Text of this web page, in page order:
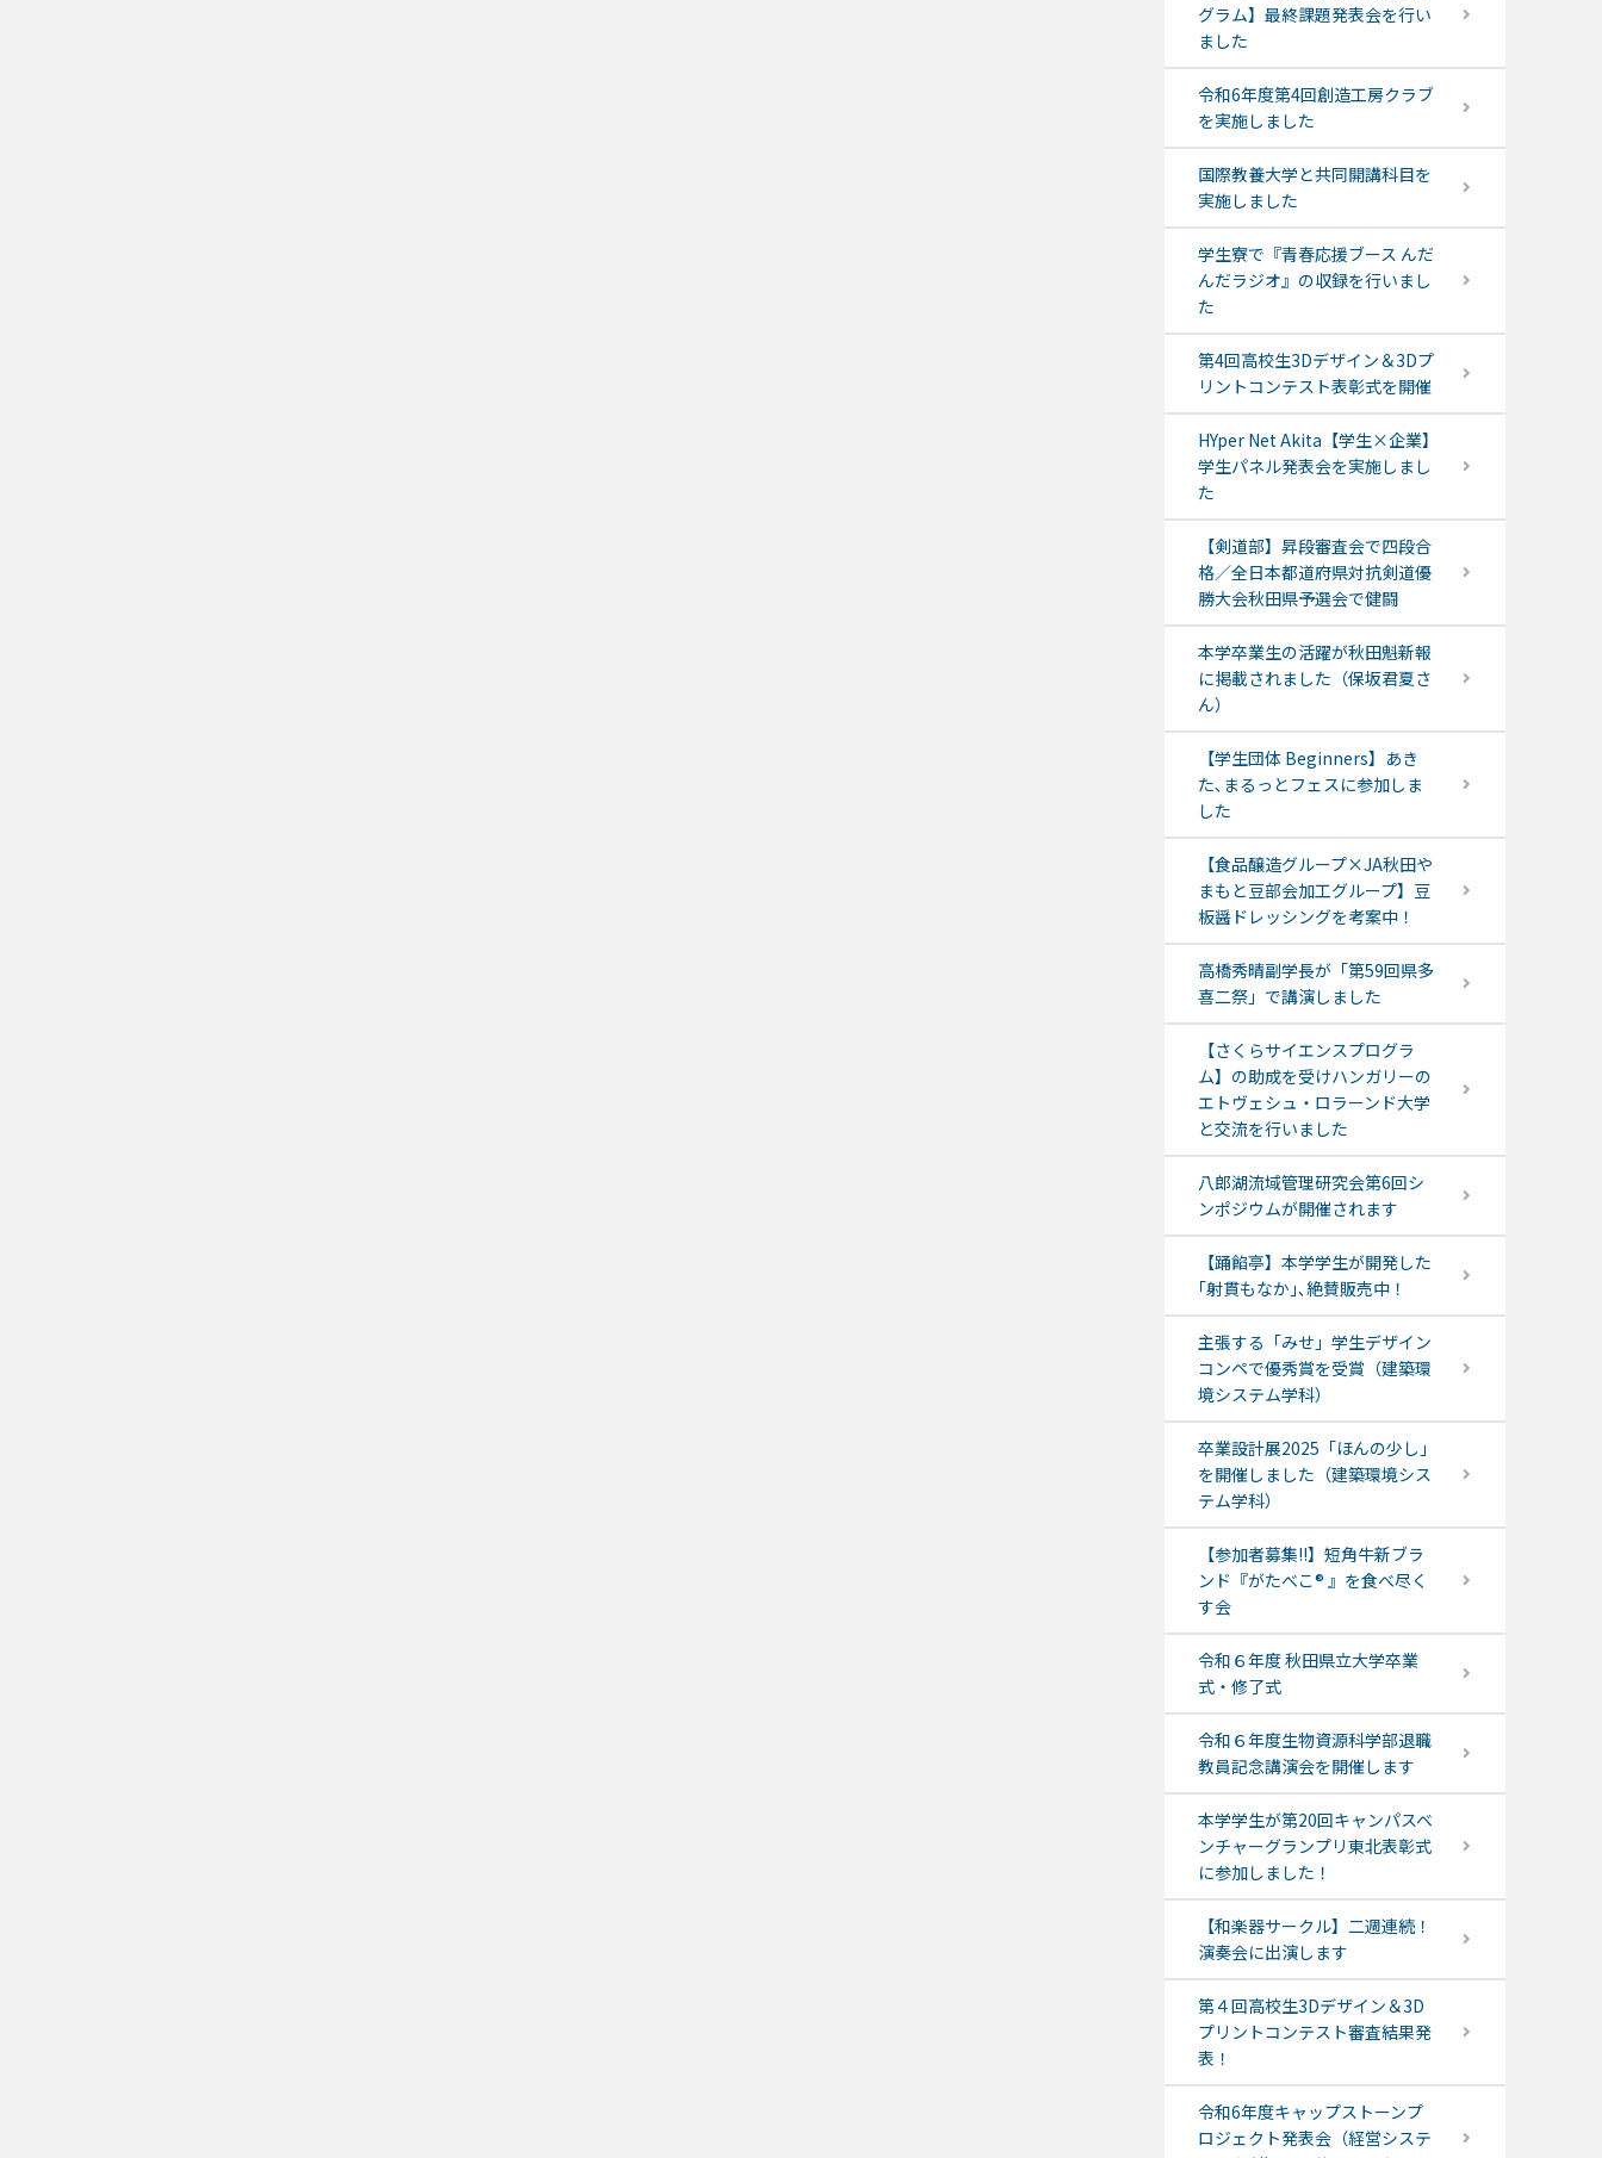
グラム】最終課題発表会を行い
ました
令和6年度第4回創造工房クラブ
を実施しました
国際教養大学と共同開講科目を
実施しました
学生寮で『青春応援ブース んだ
んだラジオ』の収録を行いまし
た
第4回高校生3Dデザイン＆3Dプ
リントコンテスト表彰式を開催
HYper Net Akita【学生×企業】
学生パネル発表会を実施しまし
た
【剣道部】昇段審査会で四段合
格／全日本都道府県対抗剣道優
勝大会秋田県予選会で健闘
本学卒業生の活躍が秋田魁新報
に掲載されました（保坂君夏さ
ん）
【学生団体 Beginners】あき
た､まるっとフェスに参加しま
した
【食品醸造グループ×JA秋田や
まもと豆部会加工グループ】豆
板醤ドレッシングを考案中！
高橋秀晴副学長が「第59回県多
喜二祭」で講演しました
【さくらサイエンスプログラ
ム】の助成を受けハンガリーの
エトヴェシュ・ロラーンド大学
と交流を行いました
八郎湖流域管理研究会第6回シ
ンポジウムが開催されます
【踊餡亭】本学学生が開発した
｢射貫もなか｣､絶賛販売中！
主張する「みせ」学生デザイン
コンペで優秀賞を受賞（建築環
境システム学科）
卒業設計展2025「ほんの少し」
を開催しました（建築環境シス
テム学科）
【参加者募集!!】短角牛新ブラ
ンド『がたべこ® 』を食べ尽く
す会
令和６年度 秋田県立大学卒業
式・修了式
令和６年度生物資源科学部退職
教員記念講演会を開催します
本学学生が第20回キャンパスベ
ンチャーグランプリ東北表彰式
に参加しました！
【和楽器サークル】二週連続！
演奏会に出演します
第４回高校生3Dデザイン＆3D
プリントコンテスト審査結果発
表！
令和6年度キャップストーンプ
ロジェクト発表会（経営システ